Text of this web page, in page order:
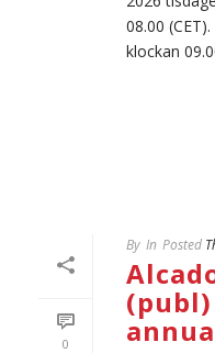
08.00
klockan
0
By In Posted